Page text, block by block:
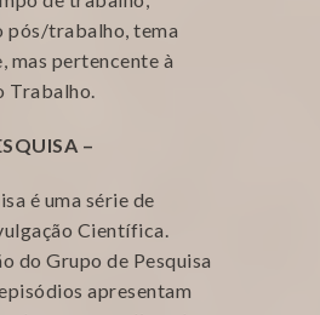
pós/trabalho, tema
mas pertencente à
Trabalho.
–
é uma série de
Científica.
do Grupo de Pesquisa
apresentam